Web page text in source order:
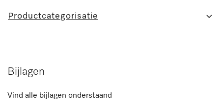
Productcategorisatie
Bijlagen
Vind alle bijlagen onderstaand